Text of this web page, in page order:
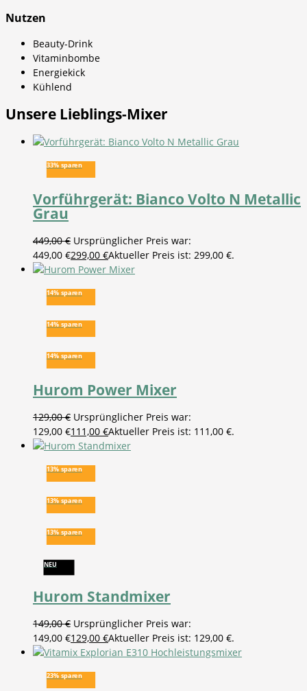
Nutzen
Beauty-Drink
Vitaminbombe
Energiekick
Kühlend
Unsere Lieblings-Mixer
33% sparen
Vorführgerät: Bianco Volto N Metallic
Grau
449,00€ Ursprünglicher Preis war:
449,00 €299,00 €Aktueller Preis ist: 299,00 €.
14% sparen
14% sparen
14% sparen
Hurom Power Mixer
129,00€ Ursprünglicher Preis war:
129,00 €111,00 €Aktueller Preis ist: 111,00 €.
13% sparen
13% sparen
13% sparen
NEU
Hurom Standmixer
149,00€ Ursprünglicher Preis war:
149,00 €129,00 €Aktueller Preis ist: 129,00 €.
23% sparen